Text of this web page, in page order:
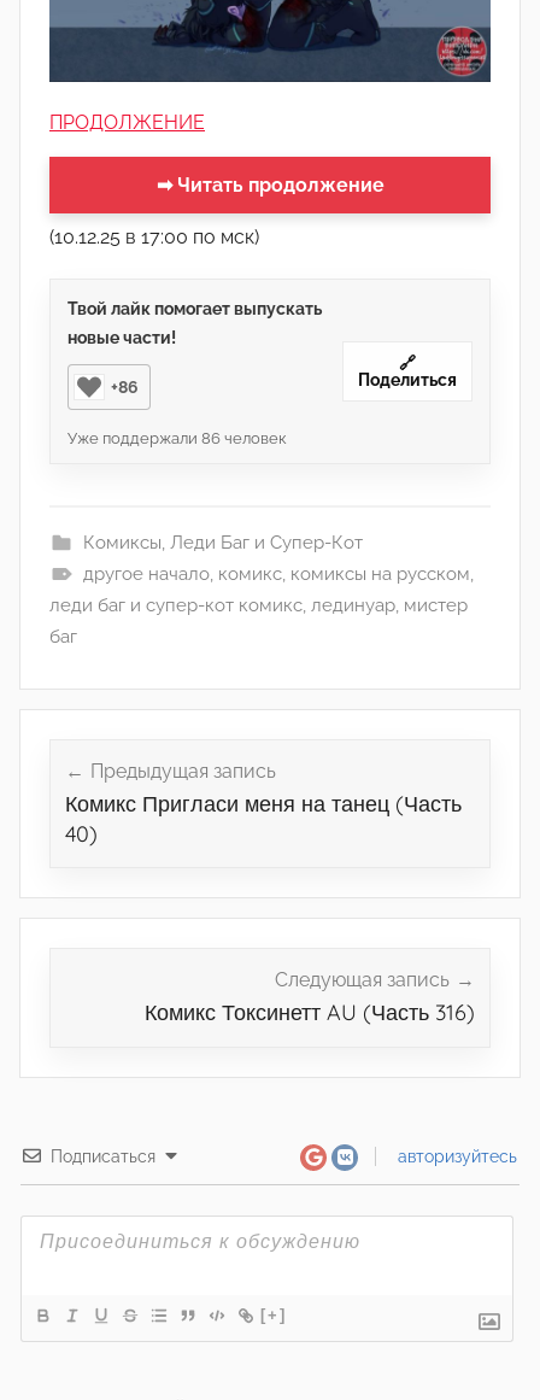
ПРОДОЛЖЕНИЕ
➡ Читать продолжение
(10.12.25 в 17:00 по мск)
Твой лайк помогает выпускать
новые части!
+86
Уже поддержали 86 человек
🔗
Поделиться
Комиксы Леди Баг и Супер-Кот
другое начало, комикс, комиксы на русском
леди баг и супер-кот комикс лединуар мистер
баг
записям
Предыдущая запись
Комикс Пригласи меня на танец (Часть
40)
Следующая запись
Комикс Токсинетт AU (Часть 316)
Подписаться авторизуйтесь
[+]